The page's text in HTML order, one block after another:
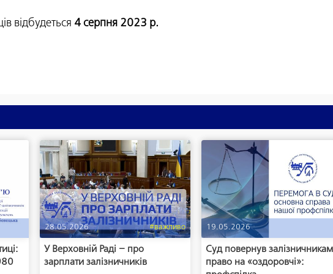
відбудеться 4 серпня 2023 р.
28.05.2026 #важливо
У Верховній Раді – про
зарплати залізничників
19.05.2026
Суд повернув залізничникам
право на «оздоровчі»: